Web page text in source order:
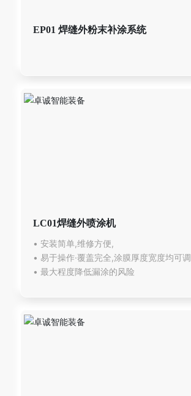
EP01 焊缝外粉末补涂系统
LC01焊缝外喷涂机
• 安装简单,维修方便,
• 易于操作·覆盖完全,涂膜厚度宽度均可调